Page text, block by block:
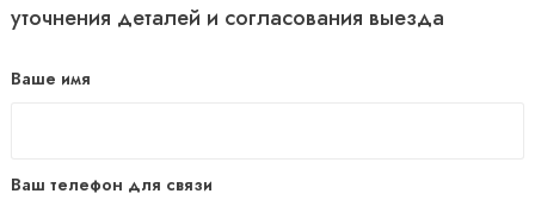
уточнения деталей и согласования выезда
Ваше имя
Ваш телефон для связи